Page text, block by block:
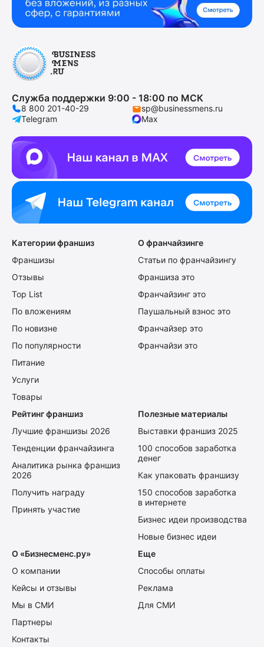
Служба поддержки 9:00 - 18:00 по МСК
8 800 201-40-29
sp@businessmens.ru
Telegram
Max
Категории франшиз
Франшизы
Отзывы
Top List
По вложениям
По новизне
По популярности
Питание
Услуги
Товары
О франчайзинге
Статьи по франчайзингу
Франшиза это
Франчайзинг это
Паушальный взнос это
Франчайзер это
Франчайзи это
Рейтинг франшиз
Лучшие франшизы 2026
Тенденции франчайзинга
Аналитика рынка франшиз
2026
Получить награду
Принять участие
Полезные материалы
Выставки франшиз 2025
100 способов заработка
денег
Как упаковать франшизу
150 способов заработка
в интернете
Бизнес идеи производства
Новые бизнес идеи
О «Бизнесменс.ру»
О компании
Кейсы и отзывы
Мы в СМИ
Партнеры
Контакты
Еще
Способы оплаты
Реклама
Для СМИ